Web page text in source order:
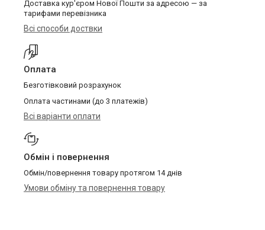
Доставка кур'єром Нової Пошти за адресою — за
тарифами перевізника
Всі способи доствки
Оплата
Безготівковий розрахунок
Оплата частинами (до 3 платежів)
Всі варіанти оплати
Обмін і повернення
Обмін/повернення товару протягом 14 днів
Умови обміну та повернення товару